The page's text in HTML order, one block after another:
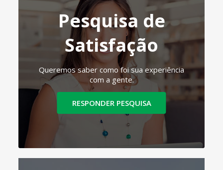
Pesquisa de
Satisfação
Queremos saber como foi sua experiência
com a gente.
RESPONDER PESQUISA